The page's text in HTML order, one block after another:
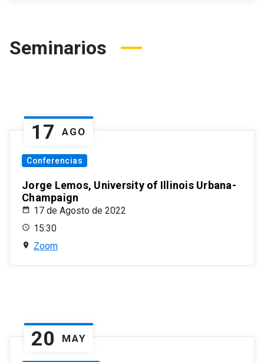
Seminarios
17 AGO
Conferencias
Jorge Lemos, University of Illinois Urbana-
Champaign
17 de Agosto de 2022
15:30
Zoom
20 MAY